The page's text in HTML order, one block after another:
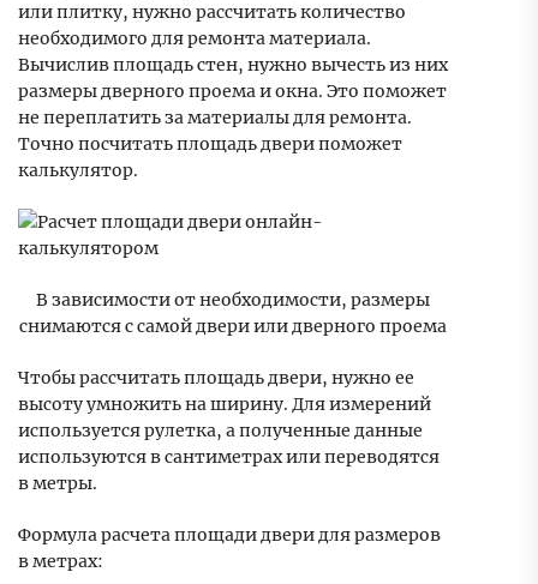
или плитку, нужно рассчитать количество
необходимого для ремонта материала.
Вычислив площадь стен, нужно вычесть из них
размеры дверного проема и окна. Это поможет
не переплатить за материалы для ремонта.
Точно посчитать площадь двери поможет
калькулятор.
В зависимости от необходимости, размеры
снимаются с самой двери или дверного проема
Чтобы рассчитать площадь двери, нужно ее
высоту умножить на ширину. Для измерений
используется рулетка, а полученные данные
используются в сантиметрах или переводятся
в метры.
Формула расчета площади двери для размеров
в метрах: